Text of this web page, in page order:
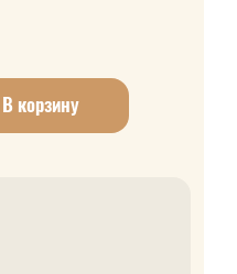
В корзину